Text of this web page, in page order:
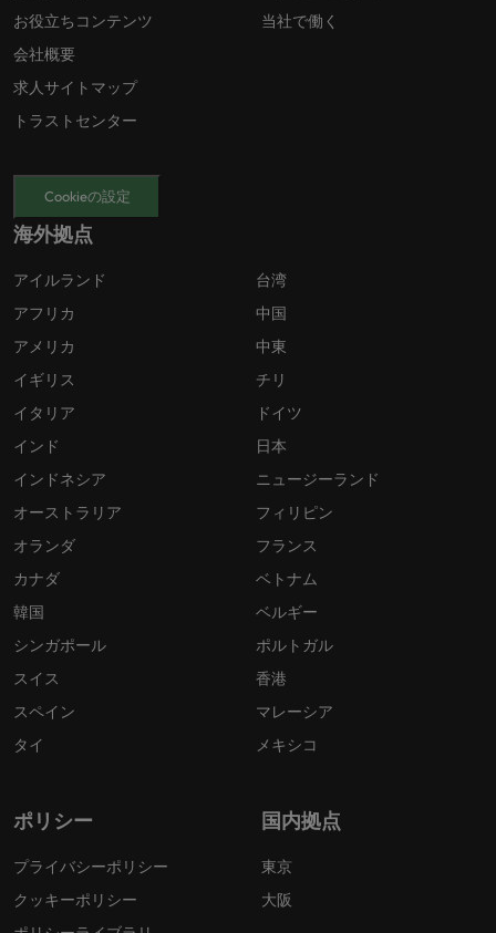
お役立ちコンテンツ
会社概要
求人サイトマップ
トラストセンター
当社で働く
Cookieの設定
海外拠点
アイルランド
アフリカ
アメリカ
イギリス
イタリア
インド
インドネシア
オーストラリア
オランダ
カナダ
韓国
シンガポール
スイス
スペイン
タイ
台湾
中国
中東
チリ
ドイツ
日本
ニュージーランド
フィリピン
フランス
ベトナム
ベルギー
ポルトガル
香港
マレーシア
メキシコ
ポリシー
プライバシーポリシー
クッキーポリシー
国内拠点
東京
大阪